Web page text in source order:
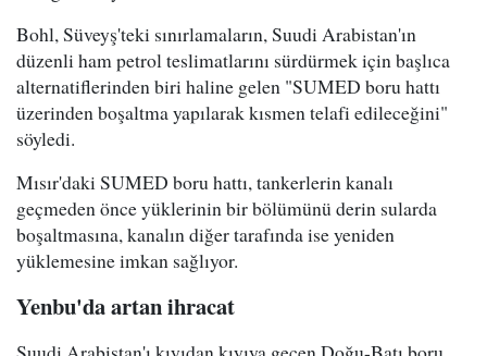
Bohl, Süveyş'teki sınırlamaların, Suudi Arabistan'ın
düzenli ham petrol teslimatlarını sürdürmek için başlıca
alternatiflerinden biri haline gelen "SUMED boru hattı
üzerinden boşaltma yapılarak kısmen telafi edileceğini"
söyledi.
Mısır'daki SUMED boru hattı, tankerlerin kanalı
geçmeden önce yüklerinin bir bölümünü derin sularda
boşaltmasına, kanalın diğer tarafında ise yeniden
yüklemesine imkan sağlıyor.
Yenbu'da artan ihracat